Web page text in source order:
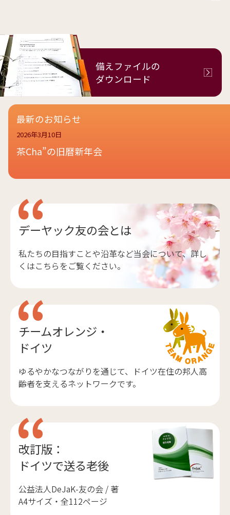
備えファイルの
ダウンロード
最新のお知らせ
2026年3月10日
茶Cha”の旧暦新年会
デーヤック友の会とは
私たちの目指すことや沿革など当会について、詳し
くはこちらをご覧ください。
チームオレンジ・
ドイツ
ゆるやかなつながりを通じて、ドイツ在住の邦人高
齢者を支えるネットワークです。
改訂版：
ドイツで送る老後
公益法人DeJaK-友の会 / 著
A4サイズ・全112ページ